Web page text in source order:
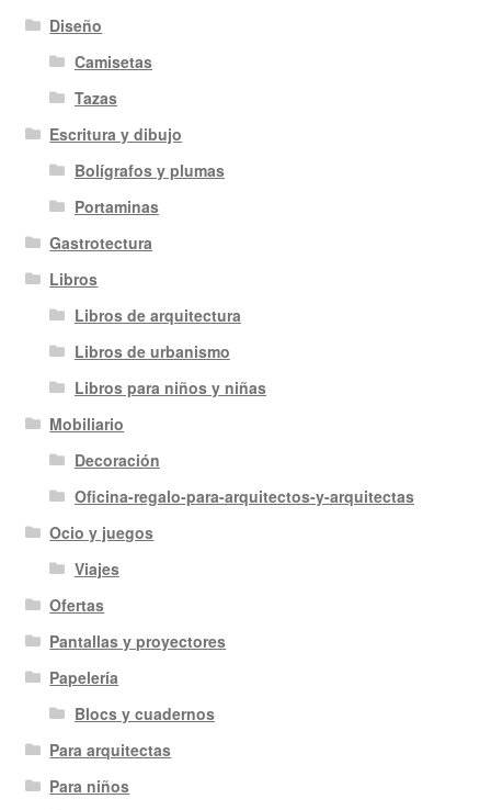
Diseño
Camisetas
Tazas
Escritura y dibujo
Bolígrafos y plumas
Portaminas
Gastrotectura
Libros
Libros de arquitectura
Libros de urbanismo
Libros para niños y niñas
Mobiliario
Decoración
Oficina-regalo-para-arquitectos-y-arquitectas
Ocio y juegos
Viajes
Ofertas
Pantallas y proyectores
Papelería
Blocs y cuadernos
Para arquitectas
Para niños